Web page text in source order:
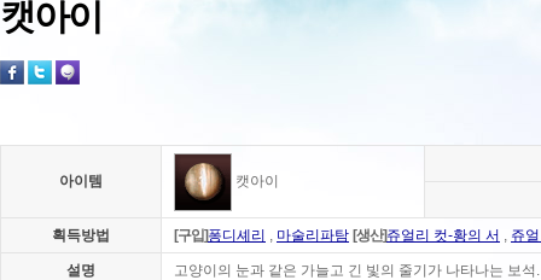
캣아이
아이템 캣아이
획득방법 [구입]퐁디셰리 , 마술리파탐 [생산]쥬얼리 컷-황의 서 , 쥬
설명 고양이의 눈과 같은 가늘고 긴 빛의 줄기가 나타나는 보석.